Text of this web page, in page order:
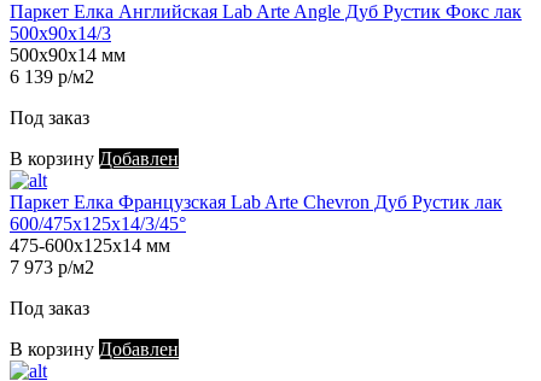
Паркет Елка Английская Lab Arte Angle Дуб Рустик Фокс лак
500х90х14/3
500х90х14 мм
6 139 р/м2
Под заказ
В корзину Добавлен
Паркет Елка Французская Lab Arte Chevron Дуб Рустик лак
600/475х125х14/3/45°
475-600х125х14 мм
7 973 р/м2
Под заказ
В корзину Добавлен